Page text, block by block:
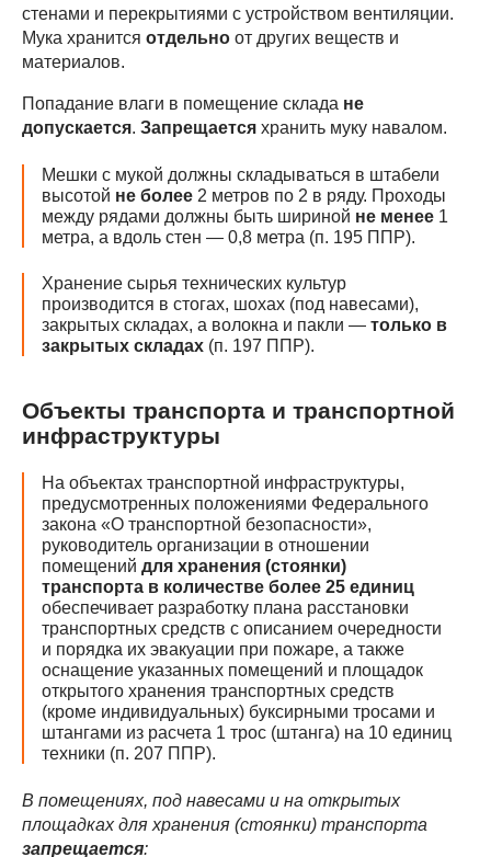
стенами и перекрытиями с устройством вентиляции.
Мука хранится отдельно от других веществ и
материалов.
Попадание влаги в помещение склада не
допускается. Запрещается хранить муку навалом.
Мешки с мукой должны складываться в штабели
высотой не более 2 метров по 2 в ряду. Проходы
между рядами должны быть шириной не менее 1
метра, а вдоль стен — 0,8 метра (п. 195 ППР).
Хранение сырья технических культур
производится в стогах, шохах (под навесами),
закрытых складах, а волокна и пакли — только в
закрытых складах (п. 197 ППР).
Объекты транспорта и транспортной
инфраструктуры
На объектах транспортной инфраструктуры,
предусмотренных положениями Федерального
закона «О транспортной безопасности»,
руководитель организации в отношении
помещений для хранения (стоянки)
транспорта в количестве более 25 единиц
обеспечивает разработку плана расстановки
транспортных средств с описанием очередности
и порядка их эвакуации при пожаре, а также
оснащение указанных помещений и площадок
открытого хранения транспортных средств
(кроме индивидуальных) буксирными тросами и
штангами из расчета 1 трос (штанга) на 10 единиц
техники (п. 207 ППР).
В помещениях, под навесами и на открытых
площадках для хранения (стоянки) транспорта
запрещается: